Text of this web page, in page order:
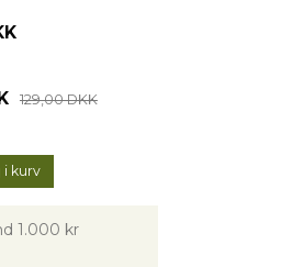
129,00 DKK
kurv
1.000 kr